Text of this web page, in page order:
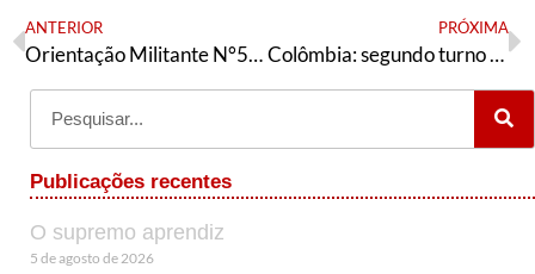
ANTERIOR
Orientação Militante N°538 (31 de maio de 2026)
PRÓXIMA
Colômbia: segundo turno da esquerda contra o crime organizado
Publicações recentes
O supremo aprendiz
5 de agosto de 2026